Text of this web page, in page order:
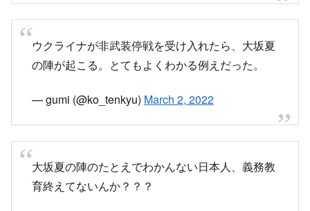
ウクライナが非武装停戦を受け入れたら、大坂夏
の陣が起こる。とてもよくわかる例えだった。
— gumi (@ko_tenkyu) March 2, 2022
大坂夏の陣のたとえでわかんない日本人、義務教
育終えてないんか？？？